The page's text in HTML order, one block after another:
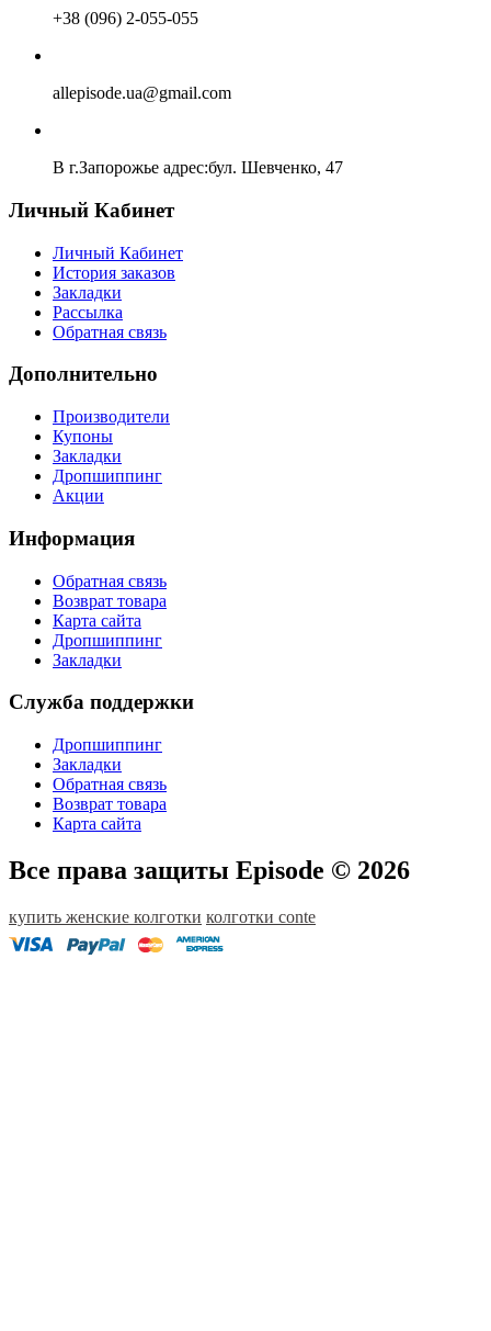
+38 (096) 2-055-055
allepisode.ua@gmail.com
В г.Запорожье адрес:бул. Шевченко, 47
Личный Кабинет
Личный Кабинет
История заказов
Закладки
Рассылка
Обратная связь
Дополнительно
Производители
Купоны
Закладки
Дропшиппинг
Акции
Информация
Обратная связь
Возврат товара
Карта сайта
Дропшиппинг
Закладки
Служба поддержки
Дропшиппинг
Закладки
Обратная связь
Возврат товара
Карта сайта
Все права защиты Episode © 2026
купить женские колготки колготки conte